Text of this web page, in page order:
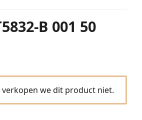
B 001 50
we dit product niet.